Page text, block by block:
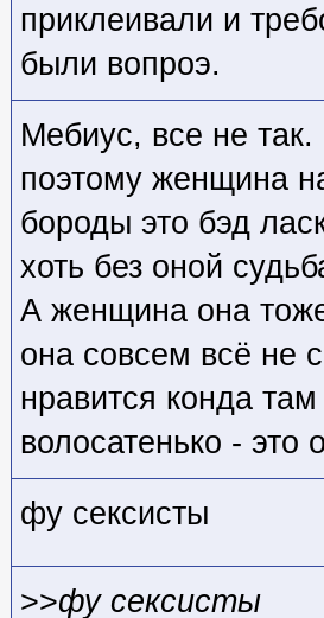
приклеивали и
были вопроэ.
Мебиус, все не
поэтому женщина
бороды это бэд
хоть без оной
А женщина она
она совсем всё не
нравится конда
волосатенько - это
фу сексисты
>>фу сексисты